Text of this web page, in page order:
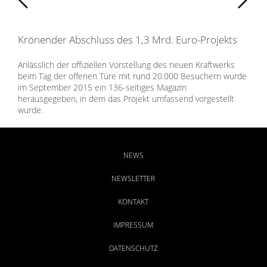
Krönender Abschluss des 1,3 Mrd. Euro-Projekts
Anlässlich der offiziellen Vorstellung des neuen Kraftwerks
beim Tag der offenen Türe mit rund 20.000 Besuchern wurde
im September 2015 ein 136-seitiges Magazin
herausgegeben, in dem das Projekt umfassend vorgestellt
wurde.
uns, die gute langjährige Zusammenarbeit auch über dieses
NEWS
NEWSLETTER
KONTAKT
IMPRESSUM
DATENSCHUTZ